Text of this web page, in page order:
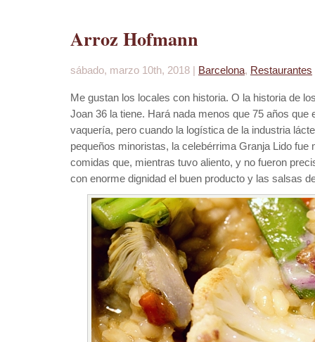
Arroz Hofmann
sábado, marzo 10th, 2018 | Barcelona, Restaurantes
Me gustan los locales con historia. O la historia de
Joan 36 la tiene. Hará nada menos que 75 años que
vaquería, pero cuando la logística de la industria
pequeños minoristas, la celebérrima Granja Lido fue
comidas que, mientras tuvo aliento, y no fueron
con enorme dignidad el buen producto y las salsas